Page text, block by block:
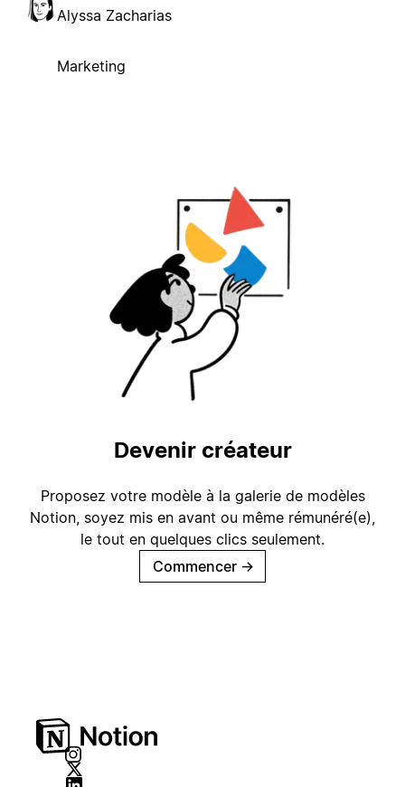
Alyssa Zacharias
Marketing
Devenir créateur
Proposez votre modèle à la galerie de modèles
Notion, soyez mis en avant ou même rémunéré(e),
le tout en quelques clics seulement.
Commencer →